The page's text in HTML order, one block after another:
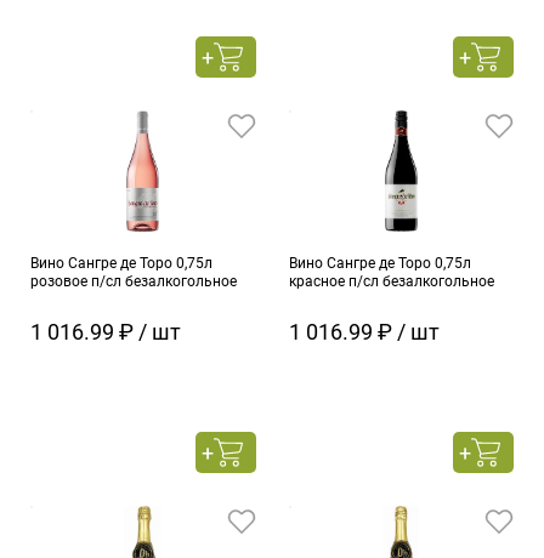
Вино Сангре де Торо 0,75л
розовое п/сл безалкогольное
1 016.99 ₽ / шт
Вино Сангре де Торо 0,75л
красное п/сл безалкогольное
1 016.99 ₽ / шт